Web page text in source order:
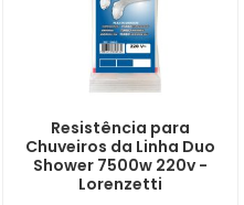
Resistência para
Chuveiros da Linha Duo
Shower 7500w 220v -
Lorenzetti